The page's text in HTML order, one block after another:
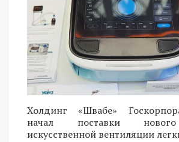
Холдинг «Швабе»
начал поставки
искусственной вентиляции